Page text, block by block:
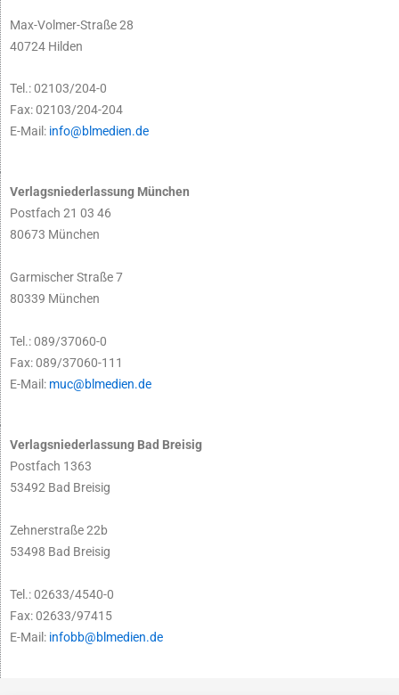
Max-Volmer-Straße 28
40724 Hilden
Tel.: 02103/204-0
Fax: 02103/204-204
E-Mail: info@blmedien.de
Verlagsniederlassung München
Postfach 21 03 46
80673 München
Garmischer Straße 7
80339 München
Tel.: 089/37060-0
Fax: 089/37060-111
E-Mail: muc@blmedien.de
Verlagsniederlassung Bad Breisig
Postfach 1363
53492 Bad Breisig
Zehnerstraße 22b
53498 Bad Breisig
Tel.: 02633/4540-0
Fax: 02633/97415
E-Mail: infobb@blmedien.de